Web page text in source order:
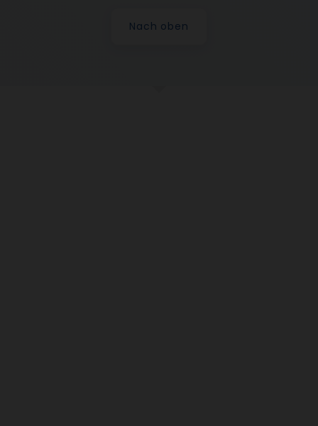
Nach oben